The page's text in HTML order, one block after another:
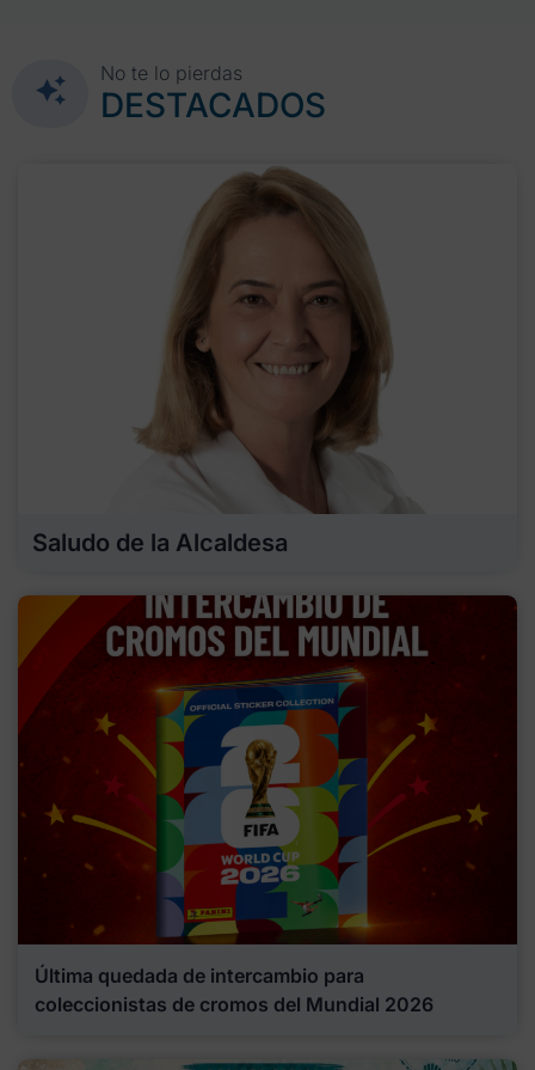
No te lo pierdas
DESTACADOS
Saludo de la Alcaldesa
Última quedada de intercambio para
coleccionistas de cromos del Mundial 2026